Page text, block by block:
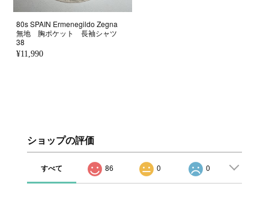
80s SPAIN Ermenegildo Zegna
無地 胸ポケット 長袖シャツ
38
¥11,990
ショップの評価
すべて 86 0 0